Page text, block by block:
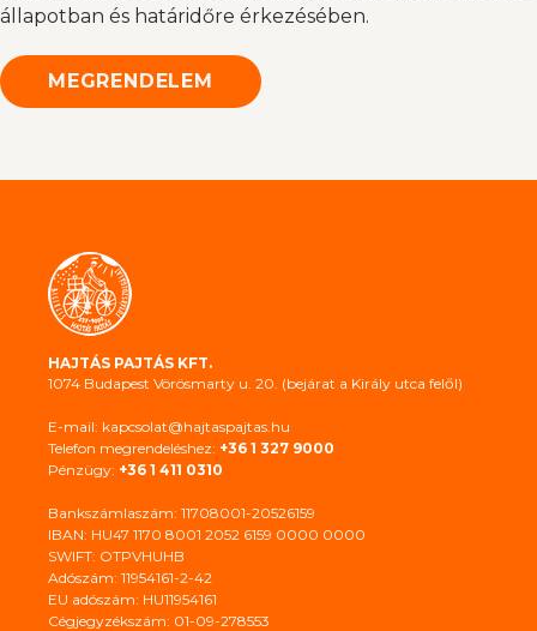
állapotban és határidőre érkezésében.
MEGRENDELEM
HAJTÁS PAJTÁS KFT.
1074 Budapest Vörösmarty u. 20. (bejárat a Király utca felől)
E-mail: kapcsolat@hajtaspajtas.hu
Telefon megrendeléshez: +36 1 327 9000
Pénzügy: +36 1 411 0310
Bankszámlaszám: 11708001-20526159
IBAN: HU47 1170 8001 2052 6159 0000 0000
SWIFT: OTPVHUHB
Adószám: 11954161-2-42
EU adószám: HU11954161
Cégjegyzékszám: 01-09-278553